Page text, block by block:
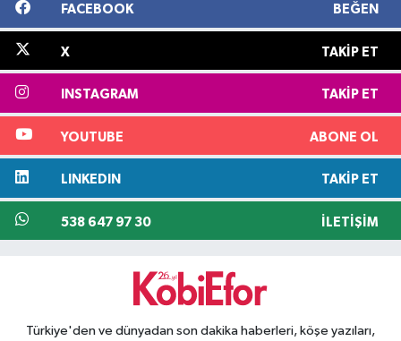
FACEBOOK BEĞEN
X TAKIP ET
INSTAGRAM TAKIP ET
YOUTUBE ABONE OL
LINKEDIN TAKIP ET
538 647 97 30 İLETIŞIM
Türkiye'den ve dünyadan son dakika haberleri, köşe yazıları,